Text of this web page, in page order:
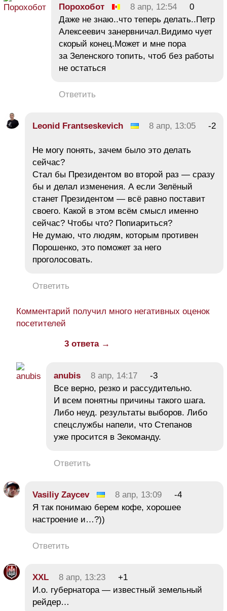
Порохобот 8 апр, 12:54
0
Даже не знаю..что теперь делать..Петр
Алексеевич занервничал.Видимо чует
скорый конец.Может и мне пора
за Зеленского топить, чтоб без работы
не остаться
Ответить
Leonid Frantseskevich 8 апр, 13:05 -2
Не могу понять, зачем было это делать
сейчас?
Стал бы Президентом во второй раз — сразу
бы и делал изменения. А если Зелёный
станет Президентом — всё равно поставит
своего. Какой в этом всём смысл именно
сейчас? Чтобы что? Попиариться?
Не думаю, что людям, которым противен
Порошенко, это поможет за него
проголосовать.
Ответить
Комментарий получил много негативных оценок
посетителей
3 ответа →
anubis 8 апр, 14:17
-3
Все верно, резко и рассудительно.
И всем понятны причины такого шага.
Либо неуд. результаты выборов. Либо
спецслужбы напели, что Степанов
уже просится в Зекоманду.
Ответить
Vasiliy Zaycev 8 апр, 13:09
-4
Я так понимаю берем кофе, хорошее
настроение и…?))
Ответить
XXL 8 апр, 13:23
+1
И.о. губернатора — известный земельный
рейдер…